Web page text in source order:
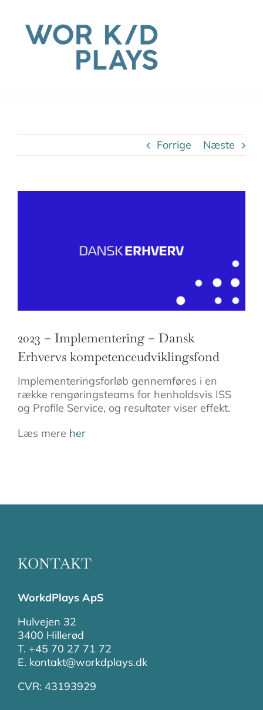
content
Forrige Næste
2023 – Implementering – Dansk
Erhvervs kompetenceudviklingsfond
Implementeringsforløb gennemføres i en
række rengøringsteams for henholdsvis ISS
og Profile Service, og resultater viser effekt.
Læs mere her
KONTAKT
WorkdPlays ApS
Hulvejen 32
3400 Hillerød
T. +45 70 27 71 72
E. kontakt@workdplays.dk
CVR: 43193929